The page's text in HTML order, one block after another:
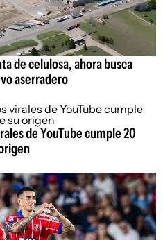
de celulosa, ahora busca
aserradero
de YouTube cumple 20